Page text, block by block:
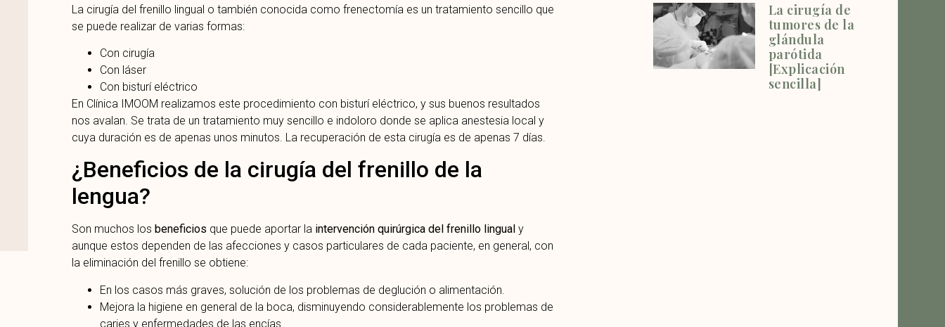
La cirugía del frenillo lingual o también conocida como frenectomía es un tratamiento sencillo que
se puede realizar de varias formas:
Con cirugía
Con láser
Con bisturí eléctrico
En Clínica IMOOM realizamos este procedimiento con bisturí eléctrico, y sus buenos resultados
nos avalan. Se trata de un tratamiento muy sencillo e indoloro donde se aplica anestesia local y
cuya duración es de apenas unos minutos. La recuperación de esta cirugía es de apenas 7 días.
¿Beneficios de la cirugía del frenillo de la
lengua?
Son muchos los beneficios que puede aportar la intervención quirúrgica del frenillo lingual y
aunque estos dependen de las afecciones y casos particulares de cada paciente, en general, con
la eliminación del frenillo se obtiene:
En los casos más graves, solución de los problemas de deglución o alimentación.
Mejora la higiene en general de la boca, disminuyendo considerablemente los problemas de
caries y enfermedades de las encías.
La cirugía de
tumores de la
glándula
parótida
[Explicación
sencilla]